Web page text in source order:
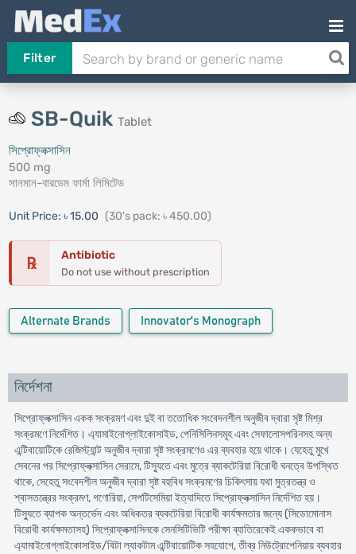
Filter
SB-Quik Tablet
সিপ্রোফ্লক্সাসিন
500 mg
সানমান-বারডেম ফার্মা লিমিটেড
Unit Price: ৳ 15.00 (30's pack: ৳ 450.00)
℞ Antibiotic
Do not use without prescription
Alternate Brands Innovator's Monograph
নির্দেশনা
সিপ্রোফ্লক্সাসিন একক সংক্রমণ এবং দুই বা ততোধিক সংবেদনশীল অনুজীব দ্বারা সৃষ্ট মিশ্র
সংক্রমণে নির্দেশিত। এ্যামাইনোগ্লাইকোসাইড, পেনিসিলিনসমূহ এবং সেফালোসপরিনসহ অন্য
এন্টিবায়োটিকে রেজিস্ট্যান্ট অনুজীব দ্বারা সৃষ্ট সংক্রমণেও এর ব্যবহার হয়ে থাকে। যেহেতু মুখে
সেবনের পর সিপ্রোফ্লক্সাসিন সেরামে, টিস্যুতে এবং মুত্রে ব্যাকটেরিয়া বিরোধী ঘনত্বে উপস্থিত
থাকে, সেহেতু সংবেদশীল অনুজীব দ্বারা সৃষ্ট বহুবিধ সংক্রমণের চিকিৎসায় যথা মুত্রতন্ত্র ও
শ্বাসতন্ত্রের সংক্রমণ, গণোরিয়া, সেপটিসেমিয়া ইত্যাদিতে সিপ্রোফ্লক্সাসিন নির্দেশিত হয়।
টিস্যুতে ব্যাপক অন্তর্ভেদ এবং অধিকতর ব্যকটেরিয়া বিরোধী কার্যক্ষমতার জন্যে (সিডোমোনাস
বিরোধী কার্যক্ষমতাসহ) সিপ্রোফ্লক্সাসিনকে সেনসিটিভিটি পরীক্ষা ব্যাতিরেকেই এককভাবে বা
এ্যামাইনোগ্লাইকোসাইড/বিটা ল্যাকটাম এন্টিবায়োটিক সহযোগে, তীব্র নিউট্রোপেনিয়ায় ব্যবহার